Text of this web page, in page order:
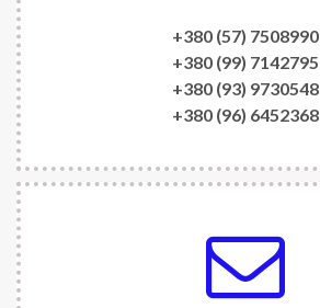
+380 (57) 7508990
+380 (99) 7142795
+380 (93) 9730548
+380 (96) 6452368